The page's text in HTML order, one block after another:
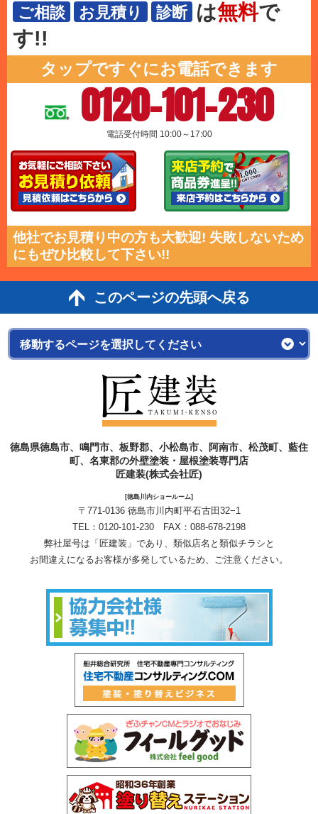
ご相談 お見積り 診断 は無料で
す!!
タップですぐにお電話できます
0120-101-230
電話受付時間 10:00～17:00
他社でお見積り中の方も大歓迎! 失敗しないため
にもぜひ比較して下さい!!
このページの先頭へ戻る
徳島県徳島市、鳴門市、板野郡、小松島市、阿南市、松茂町、藍住
町、名東郡の外壁塗装・屋根塗装専門店
匠建装(株式会社匠)
[徳島川内ショールーム]
〒771-0136 徳島市川内町平石古田32−1
TEL： 0120-101-230 FAX：088-678-2198
弊社屋号は「匠建装」であり、類似店名と類似チラシと
お間違えになるお客様が多発しているため、ご注意ください。